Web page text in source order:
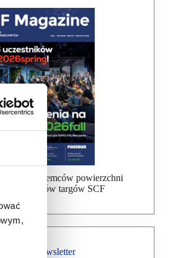
dla najemców powierzchni
uczestników targów SCF
Newsletter